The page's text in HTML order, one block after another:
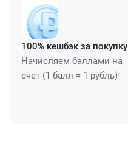
100% кешбэк за покупку
Начисляем баллами на
счет (1 балл = 1 рубль)